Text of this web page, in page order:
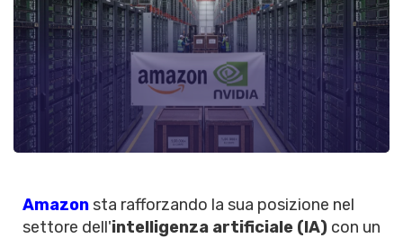
Amazon sta rafforzando la sua posizione nel
settore dell'intelligenza artificiale (IA) con un